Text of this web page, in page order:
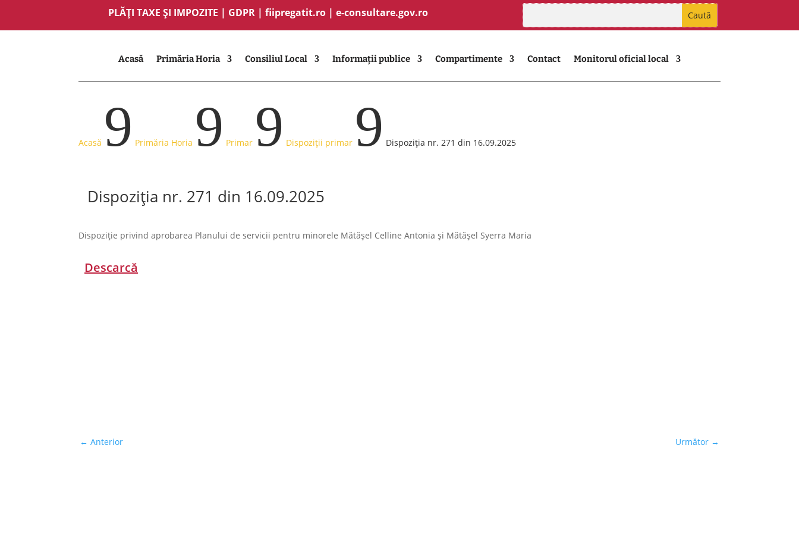
PLĂȚI TAXE ȘI IMPOZITE | GDPR | fiipregatit.ro | e-consultare.gov.ro
Acasă Primăria Horia Consiliul Local Informații publice Compartimente Contact Monitorul oficial local
Acasă 9 Primăria Horia 9 Primar 9 Dispoziții primar 9 Dispoziția nr. 271 din 16.09.2025
Dispoziția nr. 271 din 16.09.2025
Dispoziție privind aprobarea Planului de servicii pentru minorele Mătășel Celline Antonia și Mătășel Syerra Maria
Descarcă
←Anterior Următor→